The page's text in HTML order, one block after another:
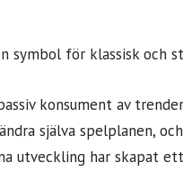
för klassisk och
konsument av
själva spelplanen,
utveckling har skapat